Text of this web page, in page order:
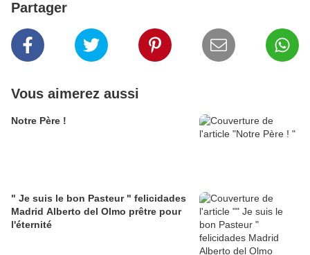
Partager
Vous aimerez aussi
Notre Père !
" Je suis le bon Pasteur " felicidades
Madrid Alberto del Olmo prêtre pour
l'éternité